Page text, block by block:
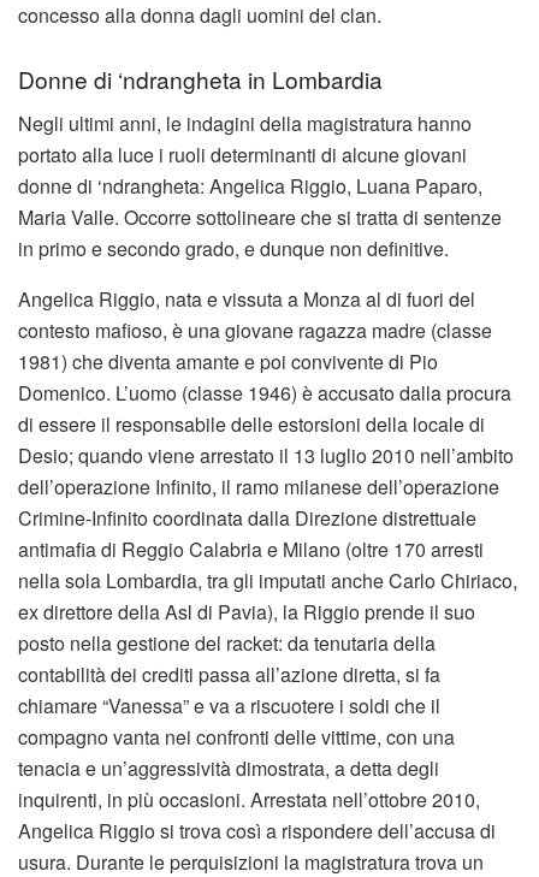
concesso alla donna dagli uomini del clan.
Donne di ‘ndrangheta in Lombardia
Negli ultimi anni, le indagini della magistratura hanno
portato alla luce i ruoli determinanti di alcune giovani
donne di ‘ndrangheta: Angelica Riggio, Luana Paparo,
Maria Valle. Occorre sottolineare che si tratta di sentenze
in primo e secondo grado, e dunque non definitive.
Angelica Riggio, nata e vissuta a Monza al di fuori del
contesto mafioso, è una giovane ragazza madre (classe
1981) che diventa amante e poi convivente di Pio
Domenico. L’uomo (classe 1946) è accusato dalla procura
di essere il responsabile delle estorsioni della locale di
Desio; quando viene arrestato il 13 luglio 2010 nell’ambito
dell’operazione Infinito, il ramo milanese dell’operazione
Crimine-Infinito coordinata dalla Direzione distrettuale
antimafia di Reggio Calabria e Milano (oltre 170 arresti
nella sola Lombardia, tra gli imputati anche Carlo Chiriaco,
ex direttore della Asl di Pavia), la Riggio prende il suo
posto nella gestione del racket: da tenutaria della
contabilità dei crediti passa all’azione diretta, si fa
chiamare “Vanessa” e va a riscuotere i soldi che il
compagno vanta nei confronti delle vittime, con una
tenacia e un’aggressività dimostrata, a detta degli
inquirenti, in più occasioni. Arrestata nell’ottobre 2010,
Angelica Riggio si trova così a rispondere dell’accusa di
usura. Durante le perquisizioni la magistratura trova un